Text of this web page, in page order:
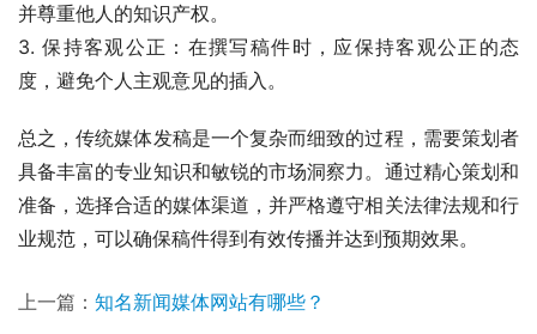
并尊重他人的知识产权。
3. 保持客观公正：在撰写稿件时，应保持客观公正的态
度，避免个人主观意见的插入。
总之，传统媒体发稿是一个复杂而细致的过程，需要策划者
具备丰富的专业知识和敏锐的市场洞察力。通过精心策划和
准备，选择合适的媒体渠道，并严格遵守相关法律法规和行
业规范，可以确保稿件得到有效传播并达到预期效果。
上一篇： 知名新闻媒体网站有哪些？